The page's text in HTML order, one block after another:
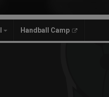
Handball Camp